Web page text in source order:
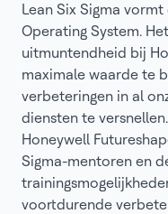
Lean Six Sigma
Operating System.
uitmuntendheid bij
maximale waarde te
verbeteringen in al
diensten te
Honeywell
Sigma-mentoren en
voortdurende